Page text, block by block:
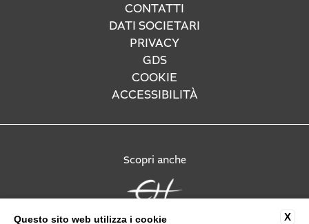
CONTATTI
DATI SOCIETARI
PRIVACY
GDS
COOKIE
ACCESSIBILITÀ
Scopri anche
X
Questo sito web utilizza i cookie